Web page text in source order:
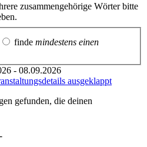
zusammengehörige Wörter bitte
finde mindestens einen
- 08.09.2026
ausgeklappt
gefunden, die deinen